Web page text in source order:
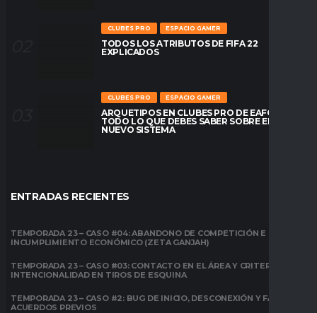
CLUBES PRO ESPACIO GAMER
TODOS LOS ATRIBUTOS DE FIFA 22
EXPLICADOS
CLUBES PRO ESPACIO GAMER
ARQUETIPOS EN CLUBES PRO DE EAFC26:
TODO LO QUE DEBES SABER SOBRE EL
NUEVO SISTEMA
ENTRADAS RECIENTES
TEMPORADA 23 – CASO #04: ABANDONO DE COMPETICIÓN E
INCUMPLIMIENTO ECONÓMICO (ZETA GANJAH)
TEMPORADA 23 – CASO #03: CONTACTO EN EL ÁREA Y CRITERIO DE
INTENCIONALIDAD EN TIROS DE ESQUINA
TEMPORADA 23 – CASO #2: BUG DE INICIO, DESCONEXIÓN Y FALTA DE
ACUERDOS PREVIOS